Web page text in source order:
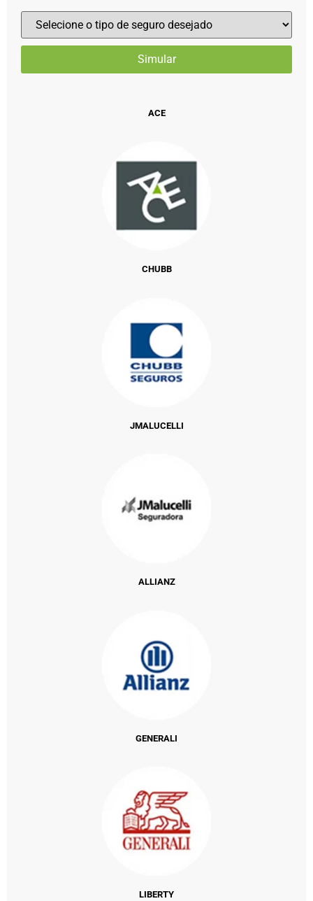
ACE
CHUBB
JMALUCELLI
ALLIANZ
GENERALI
LIBERTY